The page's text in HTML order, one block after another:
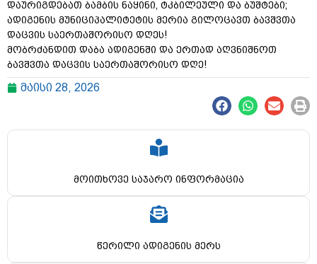
დაურიგდებათ ბამბის ნაყინი, ტკბილეული და ბუშტები;
ადიგენის მუნიციპალიტეტის მერია გილოცავთ ბავშვთა
დაცვის საერთაშორისო დღეს!
მობრძანდით დაბა ადიგენში და ერთად აღვნიშნოთ
ბავშვთა დაცვის საერთაშორისო დღე!
მაისი 28, 2026
მოითხოვე საჯარო ინფორმაცია
წერილი ადიგენის მერს